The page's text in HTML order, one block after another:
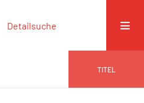
Detailsuche
TITEL